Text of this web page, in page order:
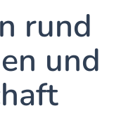
rund
und